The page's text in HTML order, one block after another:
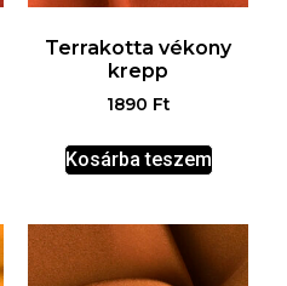
Terrakotta vékony
krepp
1890 Ft
Kosárba teszem